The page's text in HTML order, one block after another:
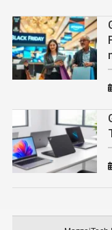
Guia de
Guia das